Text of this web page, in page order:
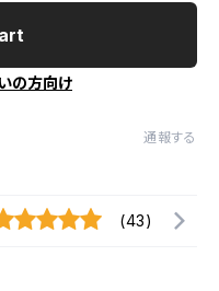
の方向け
通報する
(43)